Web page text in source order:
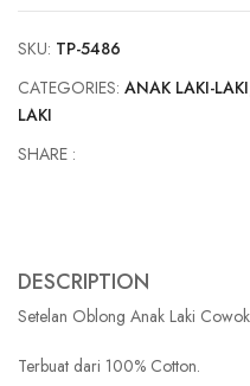
5486
quantity
SKU: TP-5486
CATEGORIES: ANAK LAKI-LAKI
LAKI
SHARE :
DESCRIPTION
Setelan Oblong Anak Laki
Terbuat dari 100% Cotton.